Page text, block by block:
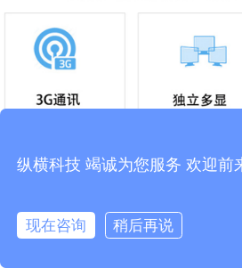
纵横科技 竭诚为您服务 欢迎前
现在咨询 稍后再说